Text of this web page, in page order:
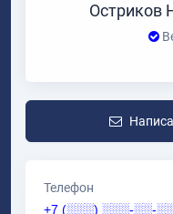
Остриков
Телефон
+7 (░░░) ░░░-░░-